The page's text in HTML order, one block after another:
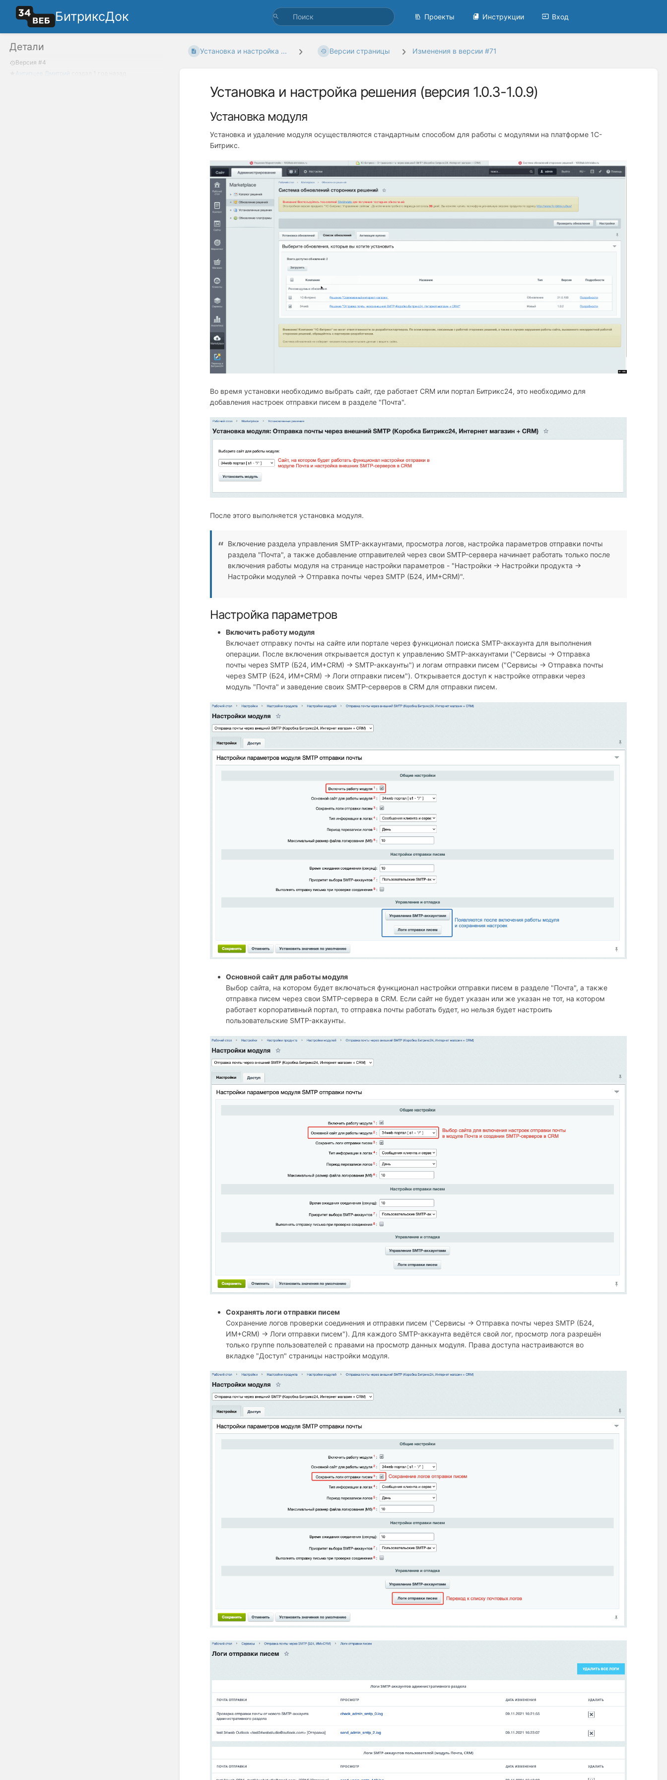
БитриксДок Проекты Инструкции Вход
Детали
Версия #4
Антипцев Дмитрий
Установка и настройка ... Версии страницы Изменения в версии #71
Установка и настройка решения (версия 1.0.3-1.0.9)
Установка модуля
Установка и удаление модуля осуществляются стандартным способом для работы с модулями на платформе 1С-
Битрикс.
Во время установки необходимо выбрать сайт, где работает СRM или портал Битрикс24, это необходимо для
добавления настроек отправки писем в разделе "Почта".
После этого выполняется установка модуля.
Включение раздела управления SMTP-аккаунтами, просмотра логов, настройка параметров отправки почты
раздела "Почта", а также добавление отправителей через свои SMTP-сервера начинает работать только после
включения работы модуля на странице настройки параметров - "Настройки → Настройки продукта →
Настройки модулей → Отправка почты через SMTP (Б24, ИМ+СRM)".
Настройка параметров
Включить работу модуля
Включает отправку почты на сайте или портале через функционал поиска SMTP-аккаунта для выполнения
операции. После включения открывается доступ к управлению SMTP-аккаунтами ("Сервисы → Отправка
почты через SMTP (Б24, ИМ+СRM) → SMTP-аккаунты") и логам отправки писем ("Сервисы → Отправка почты
через SMTP (Б24, ИМ+СRM) → Логи отправки писем"). Открывается доступ к настройке отправки через
модуль "Почта" и заведение своих SMTP-серверов в CRM для отправки писем.
Основной сайт для работы модуля
Выбор сайта, на котором будет включаться функционал настройки отправки писем в разделе "Почта", а также
отправка писем через свои SMTP-сервера в CRM. Если сайт не будет указан или же указан не тот, на котором
работает корпоративный портал, то отправка почты работать будет, но нельзя будет настроить
пользовательские SMTP-аккаунты.
Сохранять логи отправки писем
Сохранение логов проверки соединения и отправки писем ("Сервисы → Отправка почты через SMTP (Б24,
ИМ+СRM) → Логи отправки писем"). Для каждого SMTP-аккаунта ведётся свой лог, просмотр лога разрешён
только группе пользователей с правами на просмотр данных модуля. Права доступа настраиваются во
вкладке "Доступ" страницы настройки модуля.